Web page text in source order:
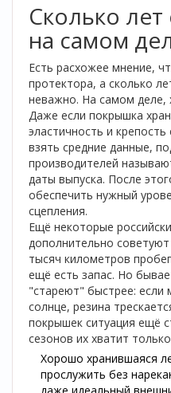
Сколько
на самом
Есть расхожее мнение,
протектора, а сколько
неважно. На самом деле,
Даже если покрышка
эластичность и
взять средние данные,
производителей
даты выпуска. После
обеспечить нужный
сцепления.
Ещё некоторые
дополнительно
тысяч километров
ещё есть запас. Но
"стареют" быстрее: если
солнце, резина
покрышек ситуация ещё
сезонов их хватит
Хорошо хранившаяся
прослужить без